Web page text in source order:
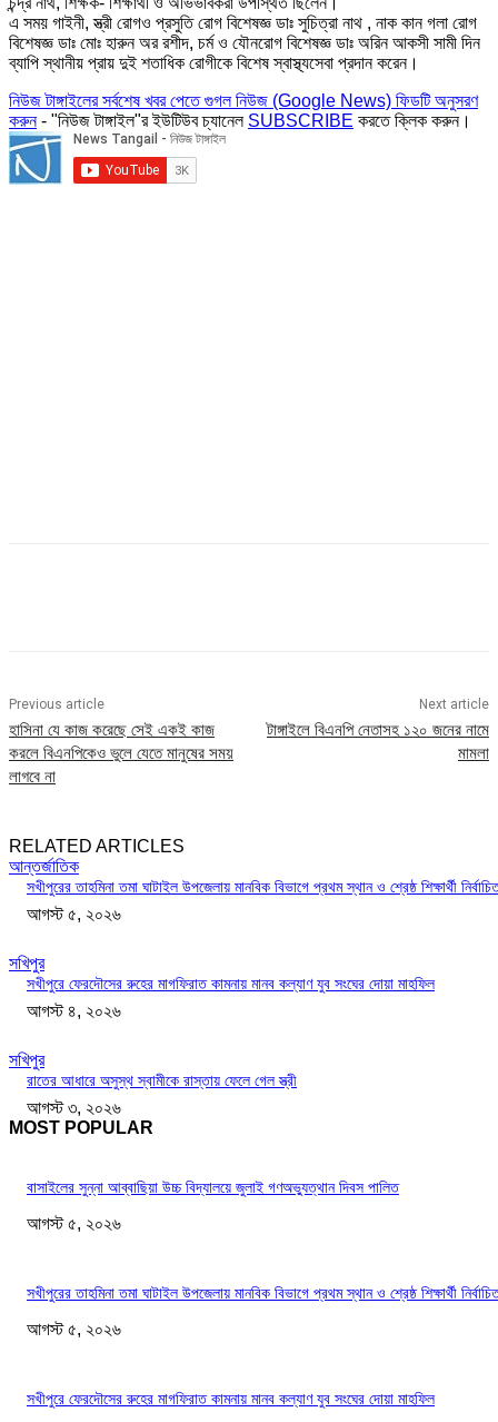
এ সময় গাইনী, স্ত্রী রোগও প্রসুতি রোগ বিশেষজ্ঞ ডাঃ সুচিত্রা নাথ , নাক কান গলা রোগ
বিশেষজ্ঞ ডাঃ মোঃ হারুন অর রশীদ, চর্ম ও যৌনরোগ বিশেষজ্ঞ ডাঃ অরিন আকসী সামী দিন
ব্যাপি স্থানীয় প্রায় দুই শতাধিক রোগীকে বিশেষ স্বাস্থ্যসেবা প্রদান করেন।
নিউজ টাঙ্গাইলের সর্বশেষ খবর পেতে গুগল নিউজ (Google News) ফিডটি অনুসরণ
করুন- "নিউজ টাঙ্গাইল"র ইউটিউব চ্যানেল SUBSCRIBE করতে ক্লিক করুন।
Previous article
হাসিনা যে কাজ করেছে সেই একই কাজ
করলে বিএনপিকেও ভুলে যেতে মানুষের সময়
লাগবে না
Next article
টাঙ্গাইলে বিএনপি নেতাসহ ১২০ জনের নামে
মামলা
RELATED ARTICLES
আন্তর্জাতিক
সখীপুরের তাহমিনা তমা ঘাটাইল উপজেলায় মানবিক বিভাগে প্রথম স্থান ও শ্রেষ্ঠ শিক্ষার্থী
আগস্ট ৫, ২০২৬
সখিপুর
সখীপুরে ফেরদৌসের রুহের মাগফিরাত কামনায় মানব কল্যাণ যুব সংঘের দোয়া মাহফিল
আগস্ট ৪, ২০২৬
সখিপুর
রাতের আধারে অসুস্থ স্বামীকে রাস্তায় ফেলে গেল স্ত্রী
আগস্ট ৩, ২০২৬
MOST POPULAR
বাসাইলের সুন্না আব্বাছিয়া উচ্চ বিদ্যালয়ে জুলাই গণঅভ্যুত্থান দিবস পালিত
আগস্ট ৫, ২০২৬
সখীপুরের তাহমিনা তমা ঘাটাইল উপজেলায় মানবিক বিভাগে প্রথম স্থান ও শ্রেষ্ঠ শিক্ষার্থী
আগস্ট ৫, ২০২৬
সখীপুরে ফেরদৌসের রুহের মাগফিরাত কামনায় মানব কল্যাণ যুব সংঘের দোয়া মাহফিল